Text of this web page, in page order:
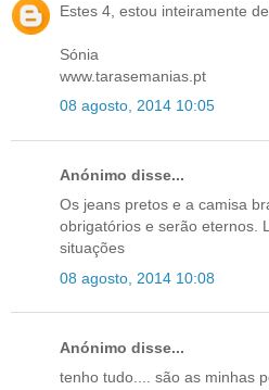
Estes 4, estou inteiramente
Sónia
www.tarasemanias.pt
08 agosto, 2014 10:05
Anónimo disse...
Os jeans pretos e a camisa
obrigatórios e serão eternos.
situações
08 agosto, 2014 10:08
Anónimo disse...
tenho tudo.... são as minhas